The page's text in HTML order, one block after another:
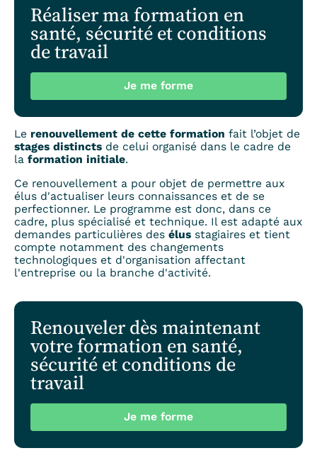
Réaliser ma formation en
santé, sécurité et conditions
de travail
Je me forme
Le renouvellement de cette formation fait l’objet de
stages distinctsde celui organisé dans le cadre de
la formation initiale.
Ce renouvellement a pour objet de permettre aux
élus d'actualiser leurs connaissances et de se
perfectionner. Le programme est donc, dans ce
cadre, plus spécialisé et technique. Il est adapté aux
demandes particulières des élus stagiaires et tient
compte notamment des changements
technologiques et d'organisation affectant
l'entreprise ou la branche d'activité.
Renouveler dès maintenant
votre formation en santé,
sécurité et conditions de
travail
Je me forme